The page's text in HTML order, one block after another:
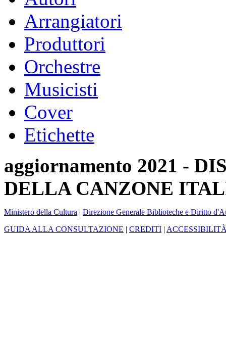
Arrangiatori
Produttori
Orchestre
Musicisti
Cover
Etichette
aggiornamento 2021 -
DELLA CANZONE
Ministero della Cultura | Direzione Generale Biblioteche e Diritto
GUIDA ALLA CONSULTAZIONE | CREDITI |